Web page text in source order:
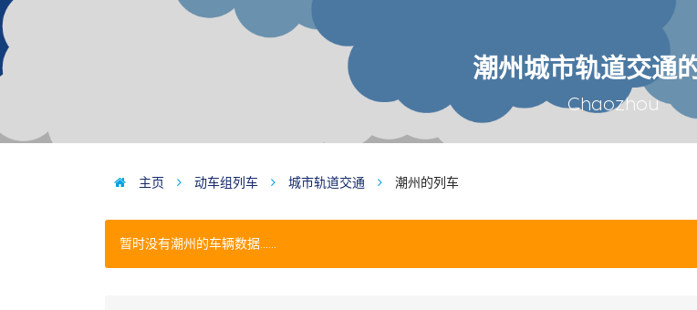
潮州城市轨道交通
Chaozhou
主页 动车组列车 城市轨道交通 潮州的列车
暂时没有潮州的车辆数据……